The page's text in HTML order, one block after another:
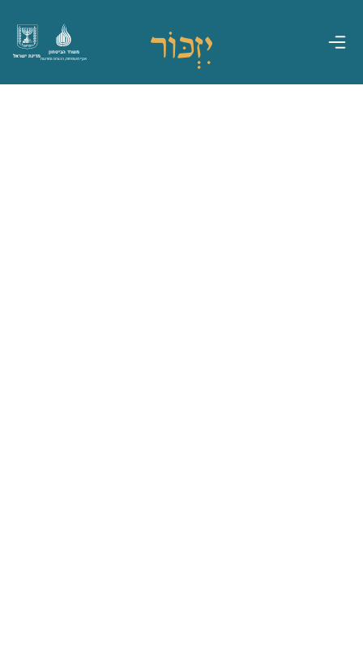
מדינת ישראל
משרד הביטחון
אגף משפחות, הנצחה ומורשת